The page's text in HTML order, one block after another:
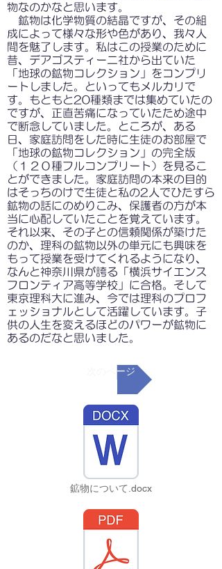
物なのかなと思います。
鉱物は化学物質の結晶ですが、その組
成によって様々な形や色があり、我々人
間を魅了します。私はこの授業のために
昔、デアゴスティーニ社から出ていた
「地球の鉱物コレクション」をコンプリ
ートしました。といってもメルカリで
す。もともと20種類までは集めていたの
ですが、正直苦痛になっていたため途中
で断念していました。ところが、ある
日、家庭訪問をした時に生徒のお部屋で
「地球の鉱物コレクション」の完全版
（１２０種フルコンプリート）を見るこ
とができました。家庭訪問の本来の目的
はそっちのけで生徒と私の2人でひたすら
鉱物の話にのめりこみ、保護者の方が本
当に心配していたことを覚えています。
それ以来、その子との信頼関係が築けた
のか、理科の鉱物以外の単元にも興味を
もって授業を受けてくれるようになり、
なんと神奈川県が誇る「横浜サイエンス
フロンティア高等学校」に合格。そして
東京理科大に進み、今では理科のプロフ
ェッショナルとして活躍しています。子
供の人生を変えるほどのパワーが鉱物に
あるのだなと思いました。
次のページ
鉱物について.docx